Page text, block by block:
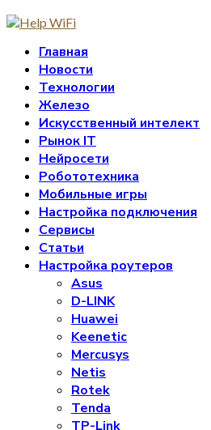
Главная
Новости
Технологии
Железо
Искусственный интелект
Рынок IT
Нейросети
Робототехника
Мобильные игры
Настройка подключения
Сервисы
Статьи
Настройка роутеров
Asus
D-LINK
Huawei
Keenetic
Mercusys
Netis
Rotek
Tenda
TP-Link